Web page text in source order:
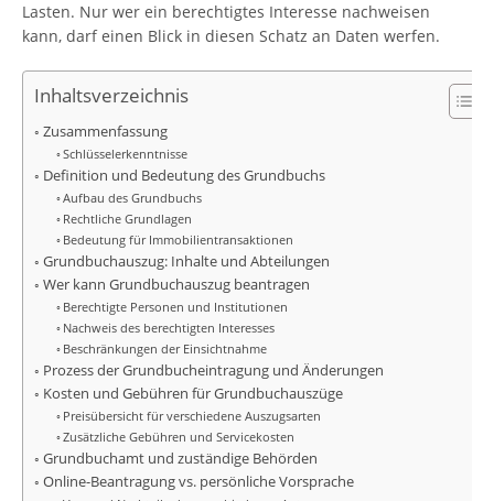
Lasten. Nur wer ein berechtigtes Interesse nachweisen
kann, darf einen Blick in diesen Schatz an Daten werfen.
Inhaltsverzeichnis
Zusammenfassung
Schlüsselerkenntnisse
Definition und Bedeutung des Grundbuchs
Aufbau des Grundbuchs
Rechtliche Grundlagen
Bedeutung für Immobilientransaktionen
Grundbuchauszug: Inhalte und Abteilungen
Wer kann Grundbuchauszug beantragen
Berechtigte Personen und Institutionen
Nachweis des berechtigten Interesses
Beschränkungen der Einsichtnahme
Prozess der Grundbucheintragung und Änderungen
Kosten und Gebühren für Grundbuchauszüge
Preisübersicht für verschiedene Auszugsarten
Zusätzliche Gebühren und Servicekosten
Grundbuchamt und zuständige Behörden
Online-Beantragung vs. persönliche Vorsprache